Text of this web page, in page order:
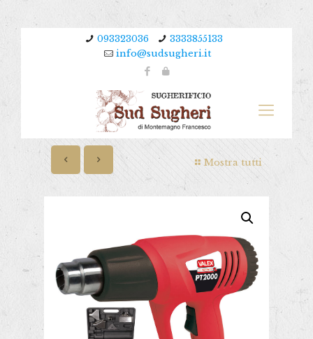
093323036
3333855133
info@sudsugheri.it
Mostra tutti